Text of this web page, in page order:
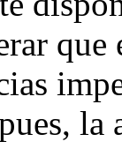
la